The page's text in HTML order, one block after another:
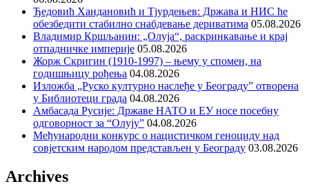
Ђедовић Хандановић и Тјурдењев: Држава и НИС ће
обезбедити стабилно снабдевање дериватима 05.08.2026
Владимир Кршљанин: „Олуја“, раскринкавање и крај
отпадничке империје 05.08.2026
Жорж Скригин (1910-1997) – њему у спомен, на
годишњицу рођења 04.08.2026
Изложба „Руско културно наслеђе у Београду” отворена
у Библиотеци града 04.08.2026
Амбасада Русије: Државе НАТО и ЕУ носе посебну
одговорност за “Олују” 04.08.2026
Међународни конкурс о нацистичком геноциду над
совјетским народом представљен у Београду 03.08.2026
Archives